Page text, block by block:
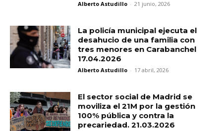
Alberto Astudillo - 21 junio, 2026
La policía municipal ejecuta el
desahucio de una familia con
tres menores en Carabanchel
17.04.2026
Alberto Astudillo - 17 abril, 2026
El sector social de Madrid se
moviliza el 21M por la gestión
100% pública y contra la
precariedad. 21.03.2026